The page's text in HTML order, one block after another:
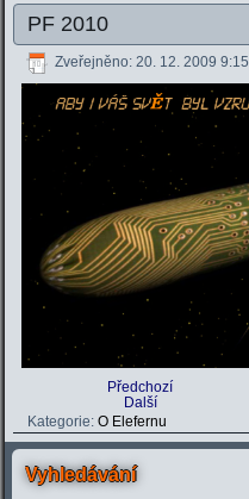
PF 2010
Zveřejněno: 20. 12. 2009 9:15
Předchozí
Další
Kategorie:O Elefernu
Vyhledávání